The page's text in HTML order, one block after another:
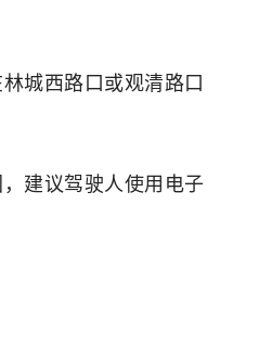
城西路口或观清路口
建议驾驶人使用电子